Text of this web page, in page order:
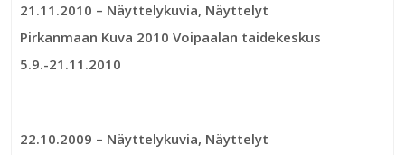
21.11.2010 – Näyttelykuvia, Näyttelyt
Pirkanmaan Kuva 2010 Voipaalan taidekeskus
5.9.-21.11.2010
22.10.2009 – Näyttelykuvia, Näyttelyt